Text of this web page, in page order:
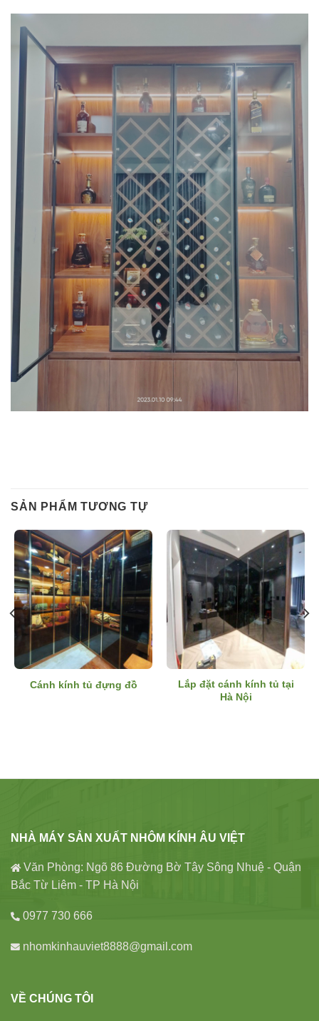
SẢN PHẨM TƯƠNG TỰ
Cánh kính tủ đựng đồ
Lắp đặt cánh kính tủ tại
Hà Nội
NHÀ MÁY SẢN XUẤT NHÔM KÍNH ÂU VIỆT
Văn Phòng: Ngõ 86 Đường Bờ Tây Sông Nhuệ - Quận
Bắc Từ Liêm - TP Hà Nội
0977 730 666
nhomkinhauviet8888@gmail.com
VỀ CHÚNG TÔI